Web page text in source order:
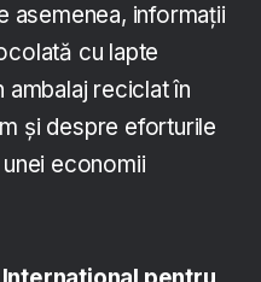
asemenea, informații
cu lapte
ambalaj reciclat în
și despre eforturile
economii